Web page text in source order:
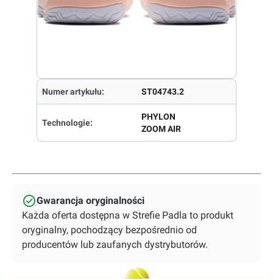
Numer artykułu: ST04743.2
Technologie:
PHYLON
ZOOM AIR
Gwarancja oryginalności
Każda oferta dostępna w Strefie Padla to produkt
oryginalny, pochodzący bezpośrednio od
producentów lub zaufanych dystrybutorów.